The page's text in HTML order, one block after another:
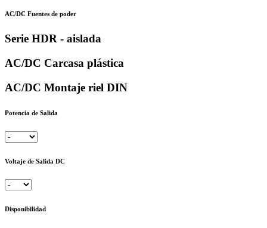
AC/DC Fuentes de poder
Serie HDR - aislada
AC/DC Carcasa plástica
AC/DC Montaje riel DIN
Potencia de Salida
Voltaje de Salida DC
Disponibilidad